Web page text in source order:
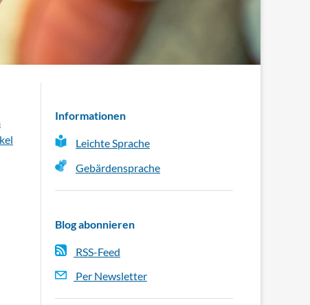
Informationen
Leichte Sprache
Gebärdensprache
Blog abonnieren
RSS-Feed
Per Newsletter